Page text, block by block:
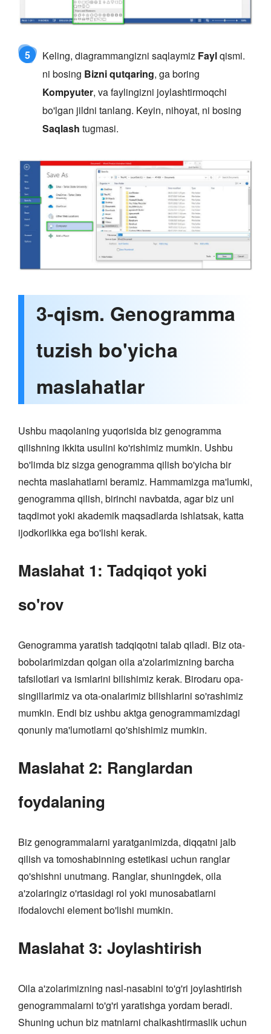
5 Keling, diagrammangizni saqlaymiz Faylqismi.
ni bosing Bizni qutqaring, ga boring
Kompyuter, va faylingizni joylashtirmoqchi
bo'lgan jildni tanlang. Keyin, nihoyat, ni bosing
Saqlash tugmasi.
3-qism. Genogramma
tuzish bo'yicha
maslahatlar
Ushbu maqolaning yuqorisida biz genogramma
qilishning ikkita usulini ko'rishimiz mumkin. Ushbu
bo'limda biz sizga genogramma qilish bo'yicha bir
nechta maslahatlarni beramiz. Hammamizga ma'lumki,
genogramma qilish, birinchi navbatda, agar biz uni
taqdimot yoki akademik maqsadlarda ishlatsak, katta
ijodkorlikka ega bo'lishi kerak.
Maslahat 1: Tadqiqot yoki
so'rov
Genogramma yaratish tadqiqotni talab qiladi. Biz ota-
bobolarimizdan qolgan oila a'zolarimizning barcha
tafsilotlari va ismlarini bilishimiz kerak. Birodaru opa-
singillarimiz va ota-onalarimiz bilishlarini so'rashimiz
mumkin. Endi biz ushbu aktga genogrammamizdagi
qonuniy ma'lumotlarni qo'shishimiz mumkin.
Maslahat 2: Ranglardan
foydalaning
Biz genogrammalarni yaratganimizda, diqqatni jalb
qilish va tomoshabinning estetikasi uchun ranglar
qo'shishni unutmang. Ranglar, shuningdek, oila
a'zolaringiz o'rtasidagi rol yoki munosabatlarni
ifodalovchi element bo'lishi mumkin.
Maslahat 3: Joylashtirish
Oila a'zolarimizning nasl-nasabini to'g'ri joylashtirish
genogrammalarni to'g'ri yaratishga yordam beradi.
Shuning uchun biz matnlarni chalkashtirmaslik uchun